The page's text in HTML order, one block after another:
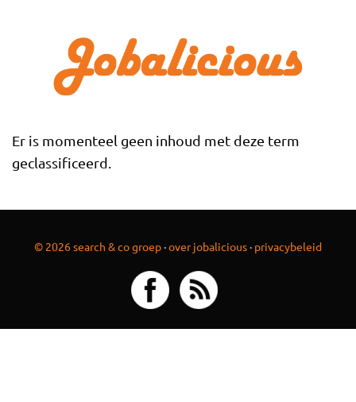
Er is momenteel geen inhoud met deze term
geclassificeerd.
© 2026 search & co groep ·over jobalicious · privacybeleid